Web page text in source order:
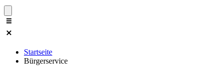
Startseite
Bürgerservice